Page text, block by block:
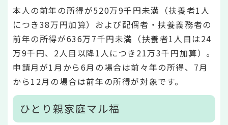
本人の前年の所得が520万9千円未満（扶養者1人
につき38万円加算）および配偶者・扶養義務者の
前年の所得が636万7千円未満（扶養者1人目は24
万9千円、2人目以降1人につき21万3千円加算）。
申請月が1月から6月の場合は前々年の所得、7月
から12月の場合は前年の所得が対象です。
ひとり親家庭マル福